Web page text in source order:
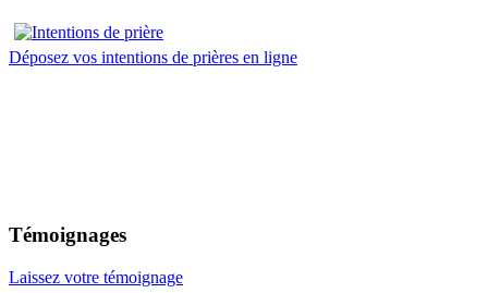
Déposez vos intentions de prières en ligne
Témoignages
Laissez votre témoignage